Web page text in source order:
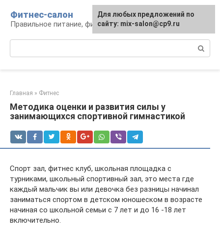
контенту
Фитнес-салон
Правильное питание, фитнес, образ жизни
Главная » Фитнес
Методика оценки и развития силы у
занимающихся спортивной гимнастикой
Спорт зал, фитнес клуб, школьная площадка с
турниками, школьный спортивный зал, это места где
каждый мальчик вы или девочка без разницы начинал
заниматься спортом в детском юношеском в возрасте
начиная со школьной семьи с 7 лет и до 16 -18 лет
включительно.
Для любых предложений по
сайту: mix-salon@cp9.ru